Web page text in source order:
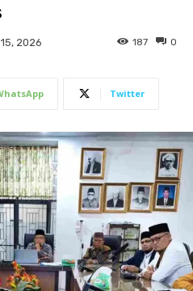
2026 0
187
Twitter